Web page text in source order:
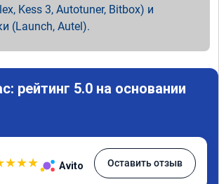
Kess 3, Autotuner, Bitbox) и
(Launch, Autel).
рейтинг 5.0 на основании
★★★ Avito Оставить отзыв